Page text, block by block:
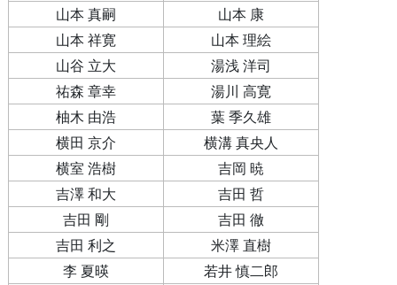
山本 真嗣
山本 康
山本 祥寛
山本 理絵
山谷 立大
湯浅 洋司
祐森 章幸
湯川 高寛
柚木 由浩
葉 季久雄
横田 京介
横溝 真央人
横室 浩樹
吉岡 暁
吉澤 和大
吉田 哲
吉田 剛
吉田 徹
吉田 利之
米澤 直樹
李 夏暎
若井 慎二郎